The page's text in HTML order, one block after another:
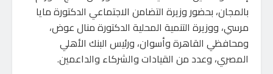
بالمجان، بحضور وزيرة التضامن الاجتماعي الدكتورة مايا
مرسي، ووزيرة التنمية المحلية الدكتورة منال عوض،
ومحافظي القاهرة وأسوان، ورئيس البنك الأهلي
المصري، وعدد من القيادات والشركاء والداعمين.